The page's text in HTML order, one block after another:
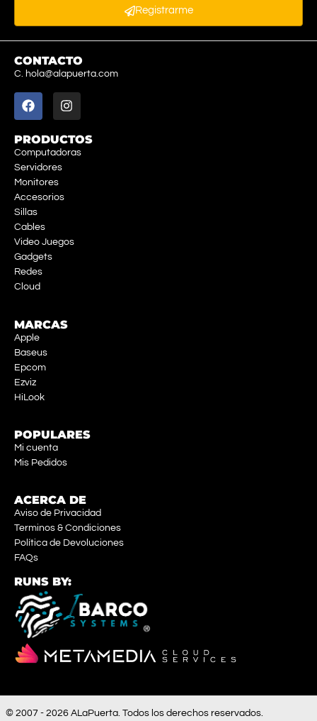
Registrarme
CONTACTO
C. hola@alapuerta.com
PRODUCTOS
Computadoras
Servidores
Monitores
Accesorios
Sillas
Cables
Video Juegos
Gadgets
Redes
Cloud
MARCAS
Apple
Baseus
Epcom
Ezviz
HiLook
POPULARES
Mi cuenta
Mis Pedidos
ACERCA DE
Aviso de Privacidad
Terminos & Condiciones
Política de Devoluciones
FAQs
RUNS BY:
© 2007 - 2026 ALaPuerta. Todos los derechos reservados.